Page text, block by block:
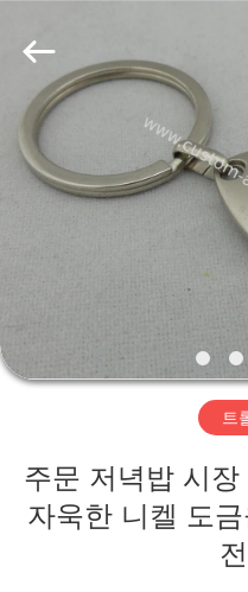
집
품
우
리
대
하
company
Reserved.
Developed
트
주문 저녁밥 시
자욱한 니켈 도